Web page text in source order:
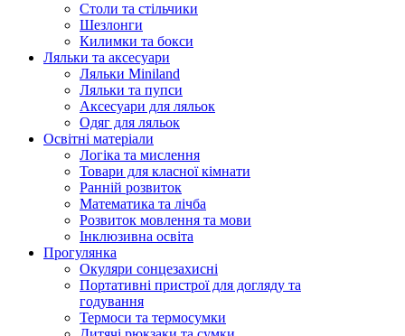
Столи та стільчики
Шезлонги
Килимки та бокси
Ляльки та аксесуари
Ляльки Miniland
Ляльки та пупси
Аксесуари для ляльок
Одяг для ляльок
Освітні матеріали
Логіка та мислення
Товари для класної кімнати
Ранній розвиток
Математика та лічба
Розвиток мовлення та мови
Інклюзивна освіта
Прогулянка
Окуляри сонцезахисні
Портативні пристрої для догляду та
годування
Термоси та термосумки